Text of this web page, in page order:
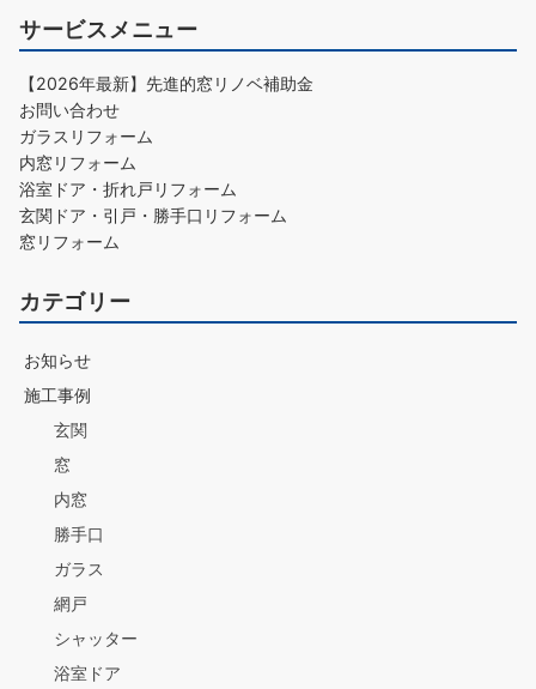
サービスメニュー
【2026年最新】先進的窓リノベ補助金
お問い合わせ
ガラスリフォーム
内窓リフォーム
浴室ドア・折れ戸リフォーム
玄関ドア・引戸・勝手口リフォーム
窓リフォーム
カテゴリー
お知らせ
施工事例
玄関
窓
内窓
勝手口
ガラス
網戸
シャッター
浴室ドア